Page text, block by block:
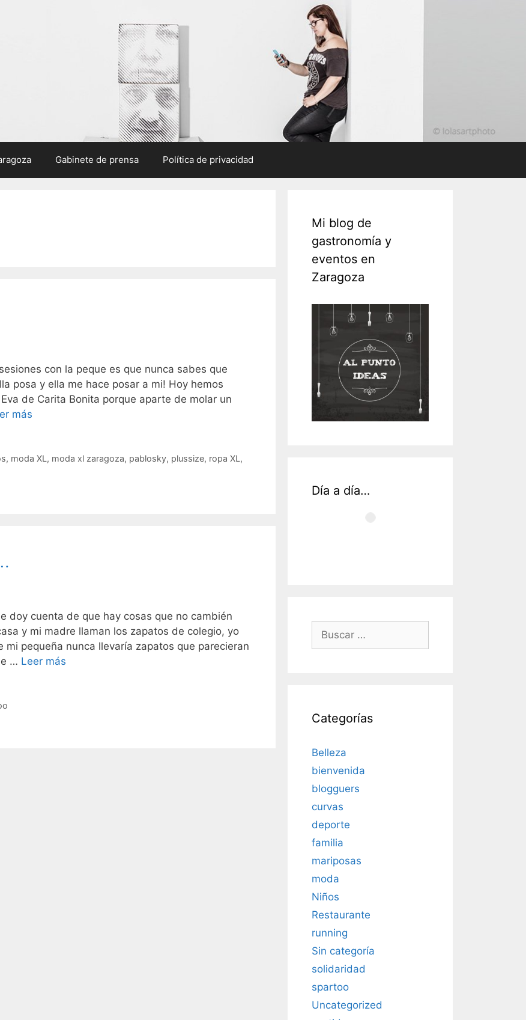
Gabinete de prensa Política de privacidad
con la peque es que nunca sabes que
posa y ella me hace posar a mi! Hoy hemos
de Carita Bonita porque aparte de molar un
más
, moda XL , moda xl zaragoza, pablosky, plussize, ropa XL ,
doy cuenta de que hay cosas que no cambién
y mi madre llaman los zapatos de colegio, yo
pequeña nunca llevaría zapatos que parecieran
… Leer más
Mi blog de
gastronomía y
eventos en
Zaragoza
Día a día…
Buscar:
Categorías
Belleza
bienvenida
blogguers
curvas
deporte
familia
mariposas
moda
Niños
Restaurante
running
Sin categoría
solidaridad
spartoo
Uncategorized